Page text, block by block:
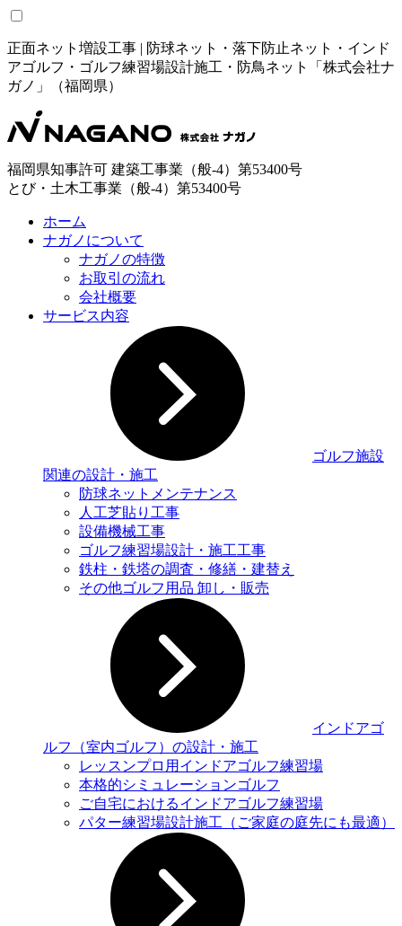
正面ネット増設工事 | 防球ネット・落下防止ネット・インド
アゴルフ・ゴルフ練習場設計施工・防鳥ネット「株式会社ナ
ガノ」（福岡県）
福岡県知事許可 建築工事業（般-4）第53400号
とび・土木工事業（般-4）第53400号
ホーム
ナガノについて
ナガノの特徴
お取引の流れ
会社概要
サービス内容
ゴルフ施設
関連の設計・施工
防球ネットメンテナンス
人工芝貼り工事
設備機械工事
ゴルフ練習場設計・施工工事
鉄柱・鉄塔の調査・修繕・建替え
その他ゴルフ用品 卸し・販売
インドアゴ
ルフ（室内ゴルフ）の設計・施工
レッスンプロ用インドアゴルフ練習場
本格的シミュレーションゴルフ
ご自宅におけるインドアゴルフ練習場
パター練習場設計施工（ご家庭の庭先にも最適）